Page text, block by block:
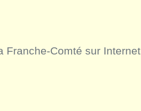
Franche-Comté sur Internet